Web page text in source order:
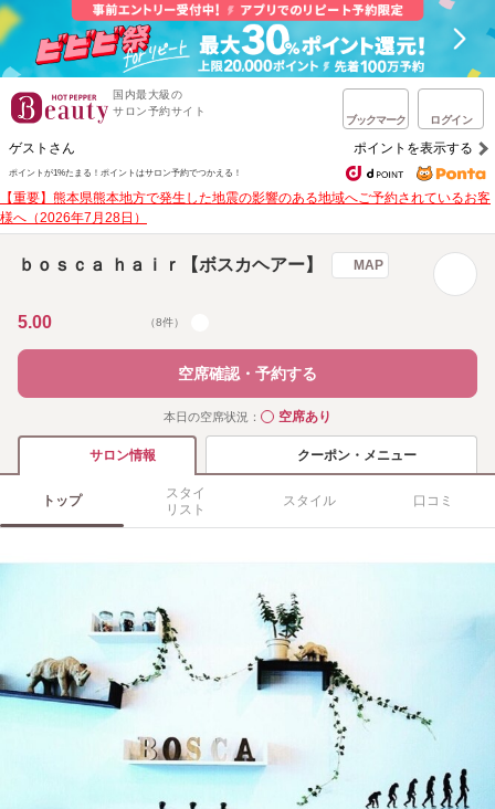
国内最大級の
サロン予約サイト
ブックマーク ログイン
ゲストさん ポイントを表示する
ポイントが1%たまる！ ポイントはサロン予約でつかえる！
【重要】熊本県熊本地方で発生した地震の影響のある地域へご予約されているお客
様へ（2026年7月28日）
ｂｏｓｃａ ｈａｉｒ【ボスカヘアー】 MAP
5.00 （8件）
空席確認・予約する
本日の空席状況： ◯空席あり
サロン情報 クーポン・メニュー
トップ
スタイ
リスト
スタイル 口コミ